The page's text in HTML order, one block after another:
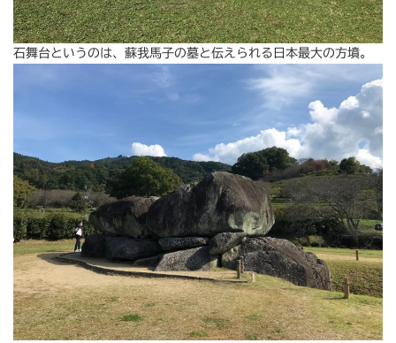
石舞台というのは、蘇我馬子の墓と伝えられる日本最大の方墳。